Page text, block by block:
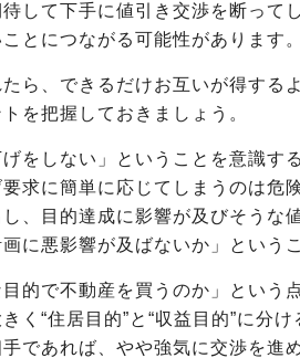
して下手に値引き交渉を断って
とにつながる可能性があります。
ら、できるだけお互いが得する
を把握しておきましょう。
をしない」ということを意識す
求に簡単に応じてしまうのは危
、目的達成に影響が及びそうな
に悪影響が及ばないか」という
的で不動産を買うのか」という
く“住居目的”と“収益目的”に分
であれば、やや強気に交渉を進